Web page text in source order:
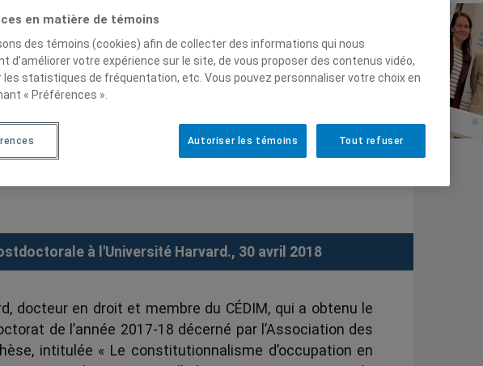
gagnant du Prix
thèses de doctorat 2017-18
de Droit du
à l'Université Harvard., 30 avril 2018
docteur en droit et membre du CÉDIM, qui a obtenu le
de l’année 2017-18 décerné par l’Association des
intitulée « Le constitutionnalisme d’occupation en
en matière de témoins
des témoins (cookies) afin de collecter des informations qui nous
d’améliorer votre expérience sur le site, de vous proposer des contenus vidéo,
les statistiques de fréquentation, etc. Vous pouvez personnaliser votre choix en
« Préférences ».
Tout refuser
Autoriser les témoins